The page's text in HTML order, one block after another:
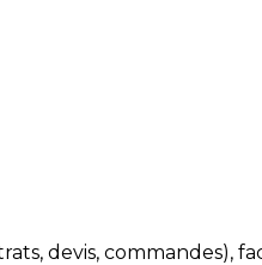
devis, commandes),